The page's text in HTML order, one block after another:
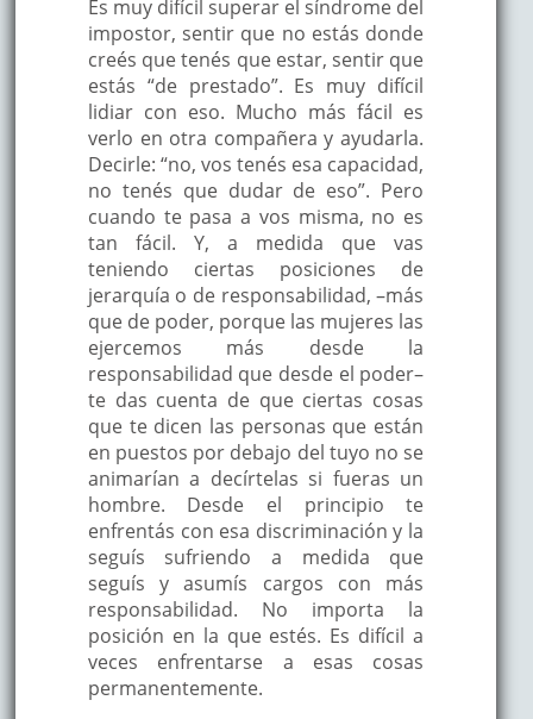
Es muy difícil superar el síndrome del
impostor, sentir que no estás donde
creés que tenés que estar, sentir que
estás “de prestado”. Es muy difícil
lidiar con eso. Mucho más fácil es
verlo en otra compañera y ayudarla.
Decirle: “no, vos tenés esa capacidad,
no tenés que dudar de eso”. Pero
cuando te pasa a vos misma, no es
tan fácil. Y, a medida que vas
teniendo ciertas posiciones de
jerarquía o de responsabilidad, –más
que de poder, porque las mujeres las
ejercemos más desde la
responsabilidad que desde el poder–
te das cuenta de que ciertas cosas
que te dicen las personas que están
en puestos por debajo del tuyo no se
animarían a decírtelas si fueras un
hombre. Desde el principio te
enfrentás con esa discriminación y la
seguís sufriendo a medida que
seguís y asumís cargos con más
responsabilidad. No importa la
posición en la que estés. Es difícil a
veces enfrentarse a esas cosas
permanentemente.